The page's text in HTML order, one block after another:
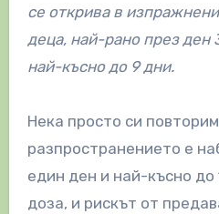
се открива в
деца, най-рано през ден
най-късно до 9 дни.
Нека просто си
разпространението е
един ден и най-късно до
доза, и рискът от